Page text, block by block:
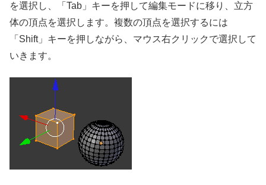
を選択し、「Tab」キーを押して編集モードに移り、立方
体の頂点を選択します。複数の頂点を選択するには
「Shift」キーを押しながら、マウス右クリックで選択して
いきます。